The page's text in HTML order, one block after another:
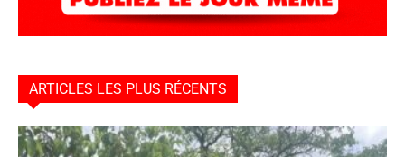
ARTICLES LES PLUS RÉCENTS